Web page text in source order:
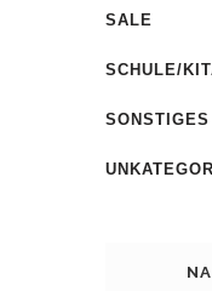
SALE
SCHULE/
SONSTIGES